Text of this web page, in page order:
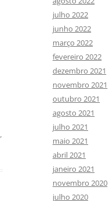
,
julho 2022
junho 2022
março 2022
fevereiro 2022
dezembro 2021
novembro 2021
outubro 2021
agosto 2021
julho 2021
maio 2021
abril 2021
janeiro 2021
novembro 2020
julho 2020